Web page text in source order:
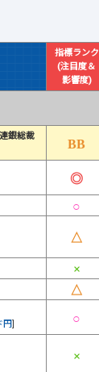
指標ランク
(注目度＆
影響度)
銀総裁
円]